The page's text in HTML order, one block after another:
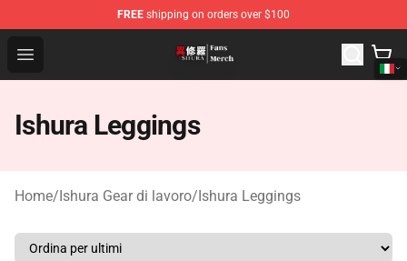
FREE shipping on orders over $100
Open menu
Ishura Store - Official Ishura Merchandise Shop
Ishura Leggings
Home/Ishura Gear di lavoro/Ishura Leggings